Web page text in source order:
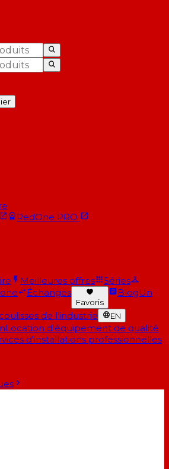
RedOne PRO
Meilleures offres
Séries
Échanges
Favoris
BlogUn
de l'industrie EN
Location d'équipement de qualité
d'installations professionnelles